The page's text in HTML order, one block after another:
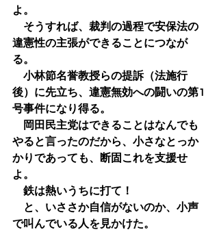
よ。
そうすれば、裁判の過程で安保法の
違憲性の主張ができることにつなが
る。
小林節名誉教授らの提訴（法施行
後）に先立ち、違憲無効への闘いの第1
号事件になり得る。
岡田民主党はできることはなんでも
やると言ったのだから、小さなとっか
かりであっても、断固これを支援せ
よ。
鉄は熱いうちに打て！
と、いささか自信がないのか、小声
で叫んでいる人を見かけた。